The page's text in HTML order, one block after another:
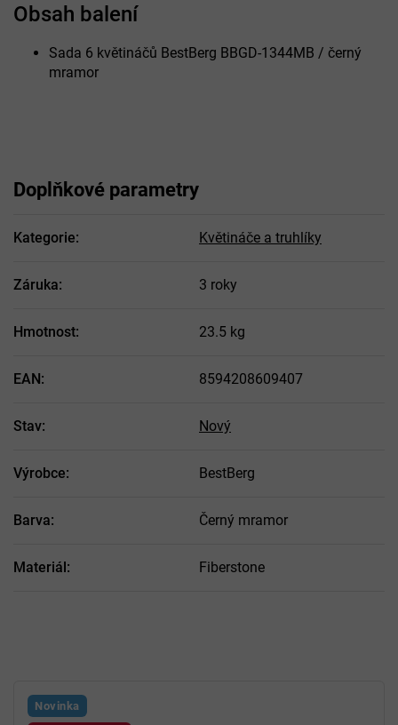
Obsah balení
Sada 6 květináčů BestBerg BBGD-1344MB / černý
mramor
Doplňkové parametry
Kategorie: Květináče a truhlíky
Záruka: 3 roky
Hmotnost: 23.5 kg
EAN: 8594208609407
Stav: Nový
Výrobce: BestBerg
Barva: Černý mramor
Materiál: Fiberstone
Novinka